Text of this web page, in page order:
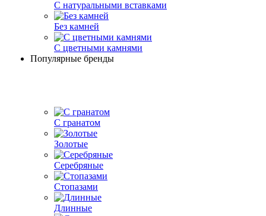
С натуральными вставками
Без камней
С цветными камнями
Популярные бренды
С гранатом
Золотые
Серебряные
Стопазами
Длинные